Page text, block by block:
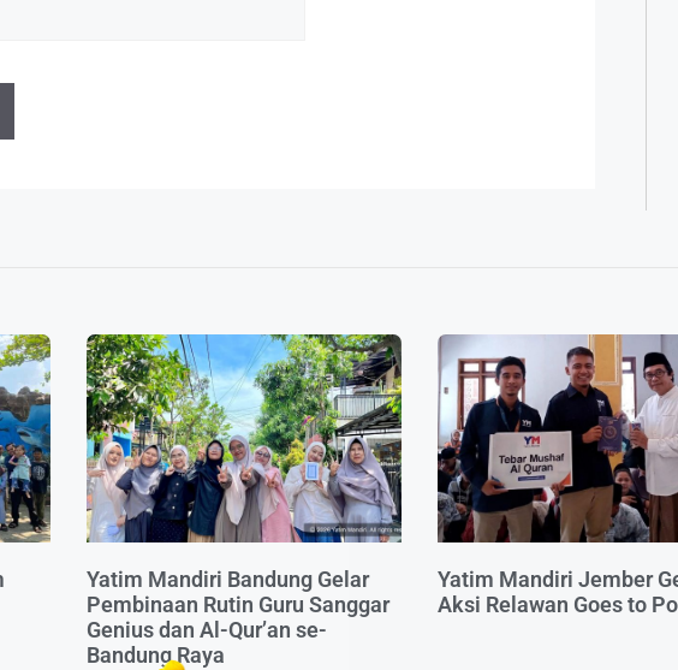
Yatim Mandiri Bandung Gelar
Pembinaan Rutin Guru Sanggar
Genius dan Al-Qur’an se-
Bandung Raya
Yatim Mandiri Jember
Aksi Relawan Goes to